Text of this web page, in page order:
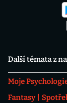
Další témata z
Moje
Fantasy